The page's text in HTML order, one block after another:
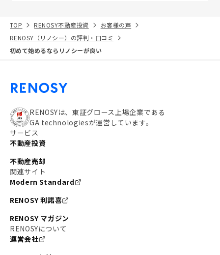
TOP RENOSY不動産投資
お客様の声
RENOSY（リノシー）の評判・口コミ
初めて始めるならリノシーが良い
RENOSYは、東証グロース上場企業である
GA technologiesが運営しています。
サービス
不動産投資
不動産売却
関連サイト
Modern Standard
RENOSY 利諾喜
RENOSY マガジン
RENOSYについて
運営会社